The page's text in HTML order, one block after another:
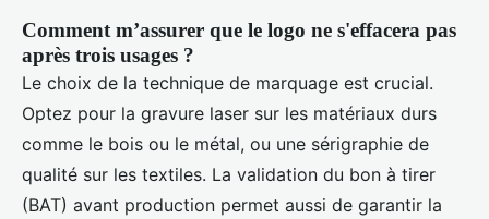
Comment m’assurer que le logo ne s'effacera pas
après trois usages ?
Le choix de la technique de marquage est crucial.
Optez pour la gravure laser sur les matériaux durs
comme le bois ou le métal, ou une sérigraphie de
qualité sur les textiles. La validation du bon à tirer
(BAT) avant production permet aussi de garantir la